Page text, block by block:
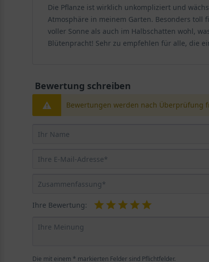
Die Pflanze ist wirklich unkompliziert und
Atmosphäre in meinem Garten. Besonders toll
voller Sonne als auch im Halbschatten wohl,
Blütenpracht! Sehr zu empfehlen für alle, die
Bewertung schreiben
Bewertungen werden nach Überprüfung
Ihre Bewertung:
Die mit einem * markierten Felder sind Pflichtfelder.